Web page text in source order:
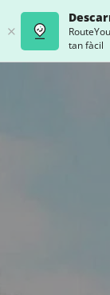
tan fàcil